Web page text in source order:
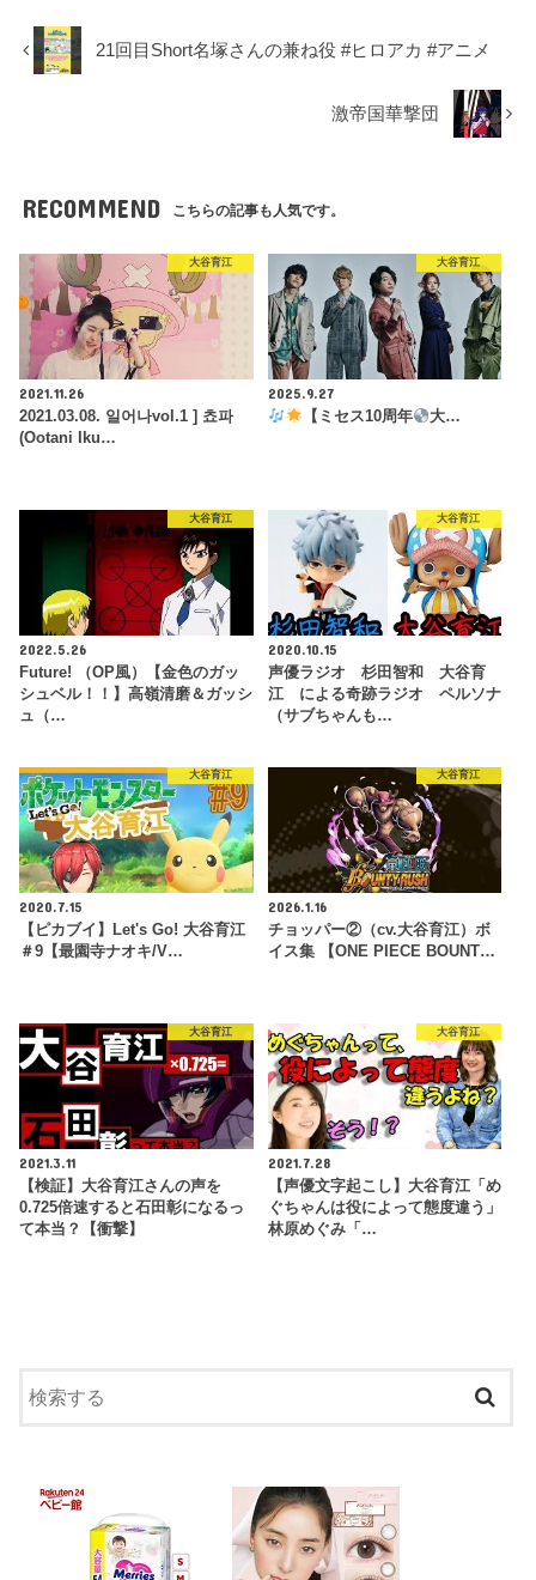
21回目Short名塚さんの兼ね役 #ヒロアカ #アニメ
激帝国華撃団
RECOMMEND こちらの記事も人気です。
大谷育江
2021.11.26
2021.03.08. 일어나vol.1 ] 쵸파
(Ootani Iku…
大谷育江
2025.9.27
【ミセス10周年
大…
大谷育江
2022.5.26
Future! （OP風）【金色のガッ
シュベル！！】高嶺清磨＆ガッシ
ュ（…
大谷育江
2020.10.15
声優ラジオ 杉田智和 大谷育
江 による奇跡ラジオ ペルソナ
（サブちゃんも…
大谷育江
2020.7.15
【ピカブイ】Let's Go! 大谷育江
＃9【最園寺ナオキ/V…
大谷育江
2026.1.16
チョッパー②（cv.大谷育江）ボ
イス集 【ONE PIECE BOUNT…
大谷育江
2021.3.11
【検証】大谷育江さんの声を
0.725倍速すると石田彰になるっ
て本当？【衝撃】
大谷育江
2021.7.28
【声優文字起こし】大谷育江「め
ぐちゃんは役によって態度違う」
林原めぐみ「…